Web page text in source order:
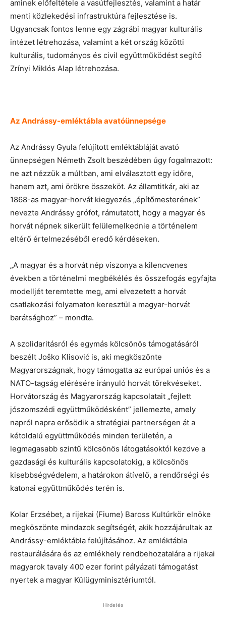
aminek előfeltétele a vasútfejlesztés, valamint a határ
menti közlekedési infrastruktúra fejlesztése is.
Ugyancsak fontos lenne egy zágrábi magyar kulturális
intézet létrehozása, valamint a két ország közötti
kulturális, tudományos és civil együttműködést segítő
Zrínyi Miklós Alap létrehozása.
Az Andrássy-emléktábla avatóünnepsége
Az Andrássy Gyula felújított emléktábláját avató
ünnepségen Németh Zsolt beszédében úgy fogalmazott:
ne azt nézzük a múltban, ami elválasztott egy időre,
hanem azt, ami örökre összeköt. Az államtitkár, aki az
1868-as magyar-horvát kiegyezés „építőmesterének”
nevezte Andrássy grófot, rámutatott, hogy a magyar és
horvát népnek sikerült felülemelkednie a történelem
eltérő értelmezéséből eredő kérdéseken.
„A magyar és a horvát nép viszonya a kilencvenes
években a történelmi megbékélés és összefogás egyfajta
modelljét teremtette meg, ami elvezetett a horvát
csatlakozási folyamaton keresztül a magyar-horvát
barátsághoz” – mondta.
A szolidaritásról és egymás kölcsönös támogatásáról
beszélt Joško Klisović is, aki megköszönte
Magyarországnak, hogy támogatta az európai uniós és a
NATO-tagság elérésére irányuló horvát törekvéseket.
Horvátország és Magyarország kapcsolatait „fejlett
jószomszédi együttműködésként” jellemezte, amely
napról napra erősödik a stratégiai partnerségen át a
kétoldalú együttműködés minden területén, a
legmagasabb szintű kölcsönös látogatásoktól kezdve a
gazdasági és kulturális kapcsolatokig, a kölcsönös
kisebbségvédelem, a határokon átívelő, a rendőrségi és
katonai együttműködés terén is.
Kolar Erzsébet, a rijekai (Fiume) Baross Kultúrkör elnöke
megköszönte mindazok segítségét, akik hozzájárultak az
Andrássy-emléktábla felújításához. Az emléktábla
restaurálására és az emlékhely rendbehozatalára a rijekai
magyarok tavaly 400 ezer forint pályázati támogatást
nyertek a magyar Külügyminisztériumtól.
Hirdetés